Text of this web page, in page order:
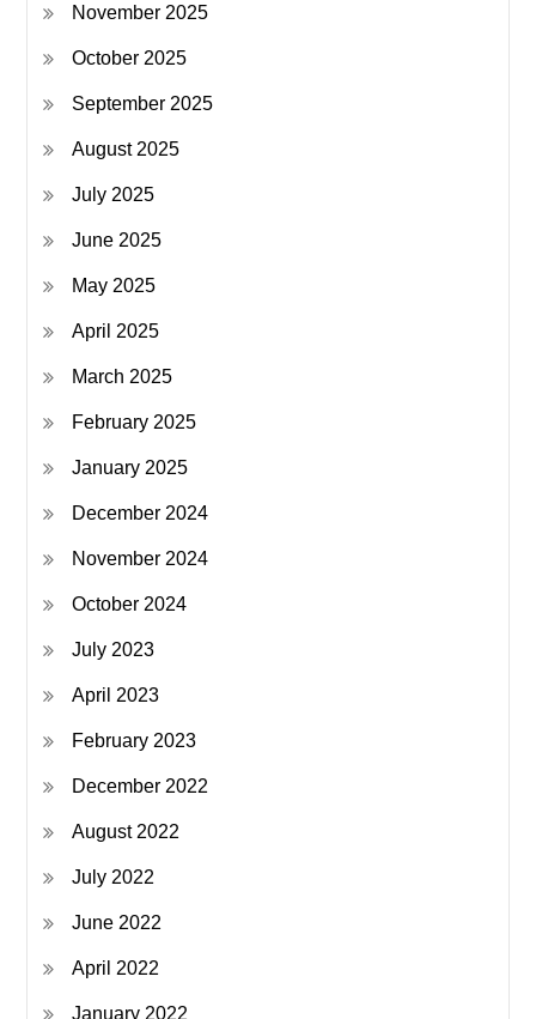
November 2025
October 2025
September 2025
August 2025
July 2025
June 2025
May 2025
April 2025
March 2025
February 2025
January 2025
December 2024
November 2024
October 2024
July 2023
April 2023
February 2023
December 2022
August 2022
July 2022
June 2022
April 2022
January 2022